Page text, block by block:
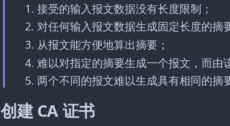
接受的输入报文数据没有长度限制；
对任何输入报文数据生成固定长度的摘
从报文能方便地算出摘要；
难以对指定的摘要生成一个报文，而由
两个不同的报文难以生成具有相同的摘要
创建 CA 证书